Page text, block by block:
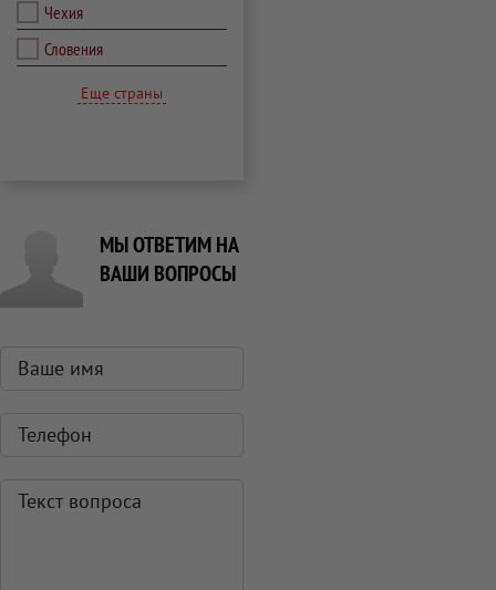
Чехия
Словения
Еще страны
МЫ ОТВЕТИМ НА
ВАШИ ВОПРОСЫ